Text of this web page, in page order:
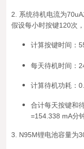
2. 系统待机电流为70u
假设每小时按键120次
计算按键时间：
每天待机时间：
计算待机功耗：
合计每天按键和
=154.338 mA分钟
3. N95M锂电池容量为